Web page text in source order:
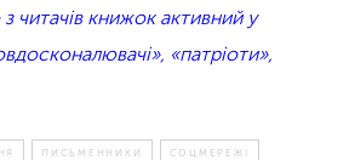
читачів книжок активний у
«патріоти»,
ПИСЬМЕННИКИ СОЦМЕРЕЖІ